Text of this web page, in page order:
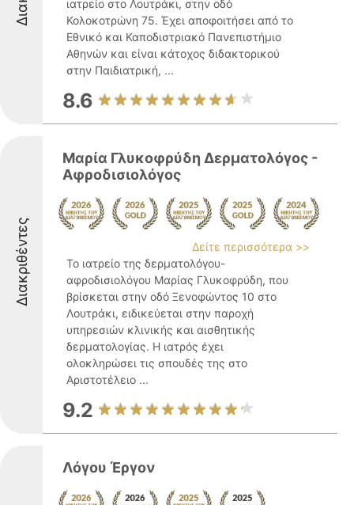
ιατρείο στο Λουτράκι, στην οδό
Κολοκοτρώνη 75. Έχει αποφοιτήσει από το
Εθνικό και Καποδιστριακό Πανεπιστήμιο
Αθηνών και είναι κάτοχος διδακτορικού
στην Παιδιατρική, ...
8.6
Διακριθέντες
Μαρία Γλυκοφρύδη Δερματολόγος -
Αφροδισιολόγος
Δείτε περισσότερα >>
Το ιατρείο της δερματολόγου-
αφροδισιολόγου Μαρίας Γλυκοφρύδη, που
βρίσκεται στην οδό Ξενοφώντος 10 στο
Λουτράκι, ειδικεύεται στην παροχή
υπηρεσιών κλινικής και αισθητικής
δερματολογίας. Η ιατρός έχει
ολοκληρώσει τις σπουδές της στο
Αριστοτέλειο ...
9.2
Λόγου Έργον